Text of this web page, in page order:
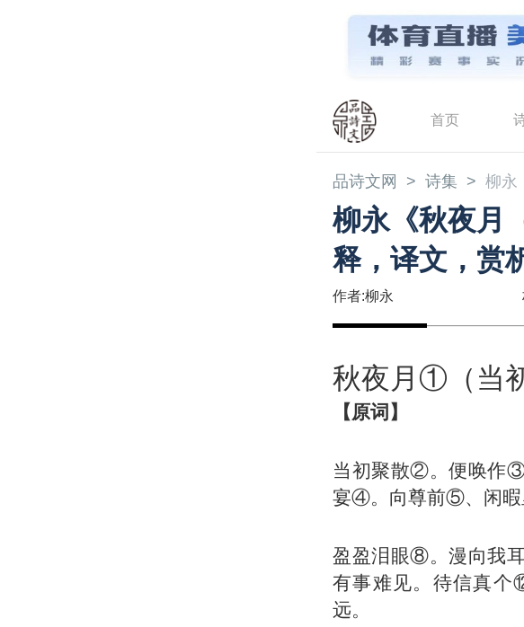
首页
品诗文网 诗集 柳永
柳永《秋夜月
释，译文，赏
作者:柳永
秋夜月①（当
【原词】
当初聚散②。便唤作③
宴④。向尊前⑤、闲暇
盈盈泪眼⑧。漫向我
有事难见。待信真
远。